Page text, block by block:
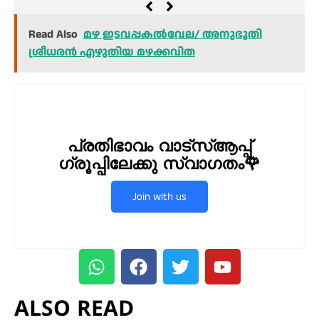
Read Also മഴ ഇടവപ്പകല്‍വേല/ അനുഭൂതി
ശ്രീധരന്‍ എഴുതിയ മഴക്കവിത
പ്രതിഭാവം വാട്സ്ആപ്പ്
ഗ്രൂപ്പിലേക്കു സ്വാഗതം🌹
Join with us
ALSO READ